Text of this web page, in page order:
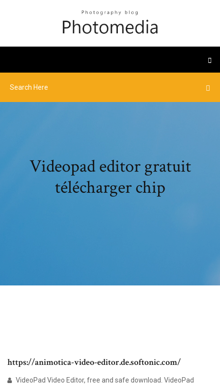
Videopad editor gratuit
télécharger chip
https://animotica-video-editor.de.softonic.com/
VideoPad Video Editor, free and safe download. VideoPad